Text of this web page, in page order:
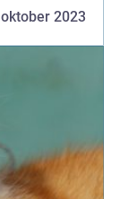
basis, er
2023